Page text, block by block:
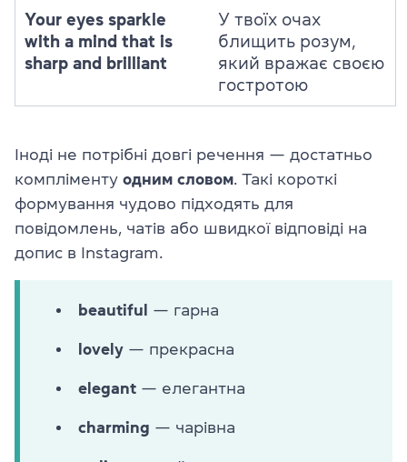
Your eyes sparkle
with a mind that is
sharp and brilliant
У твоїх очах
блищить розум,
який вражає своєю
гостротою
Іноді не потрібні довгі речення — достатньо
компліменту одним словом. Такі короткі
формування чудово підходять для
повідомлень, чатів або швидкої відповіді на
допис в Instagram.
beautiful — гарна
lovely — прекрасна
elegant — елегантна
charming — чарівна